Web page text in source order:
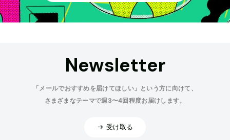
Newsletter
「メールでおすすめを届けてほしい」という方に向けて、
さまざまなテーマで週3〜4回程度お届けします。
受け取る